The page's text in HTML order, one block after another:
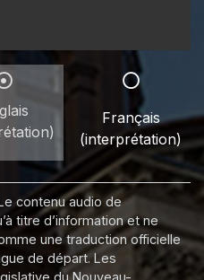
Français
(interprétation)
contenu audio de
titre d’information et ne
une traduction officielle
de départ. Les